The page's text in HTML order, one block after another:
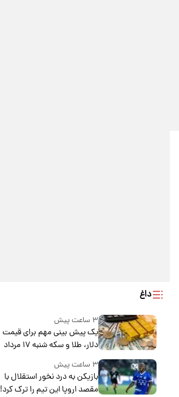
داغ
۳ ساعت پیش
یک پیش ‌بینی مهم برای قیمت
دلار، طلا و سکه شنبه ۱۷ مرداد
۳ ساعت پیش
بازیکن به درد نخور استقلال با
مقصد اروپا این تیم را ترک کرد!